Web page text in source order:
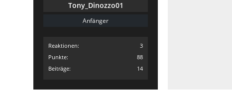
Tony_Dinozzo01
Anfänger
Reaktionen
3
Punkte
88
Beiträge
14